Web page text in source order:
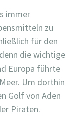
immer
zu
für den
die wichtige
Europa führte
Um dorthin
Golf von Aden
Piraten.